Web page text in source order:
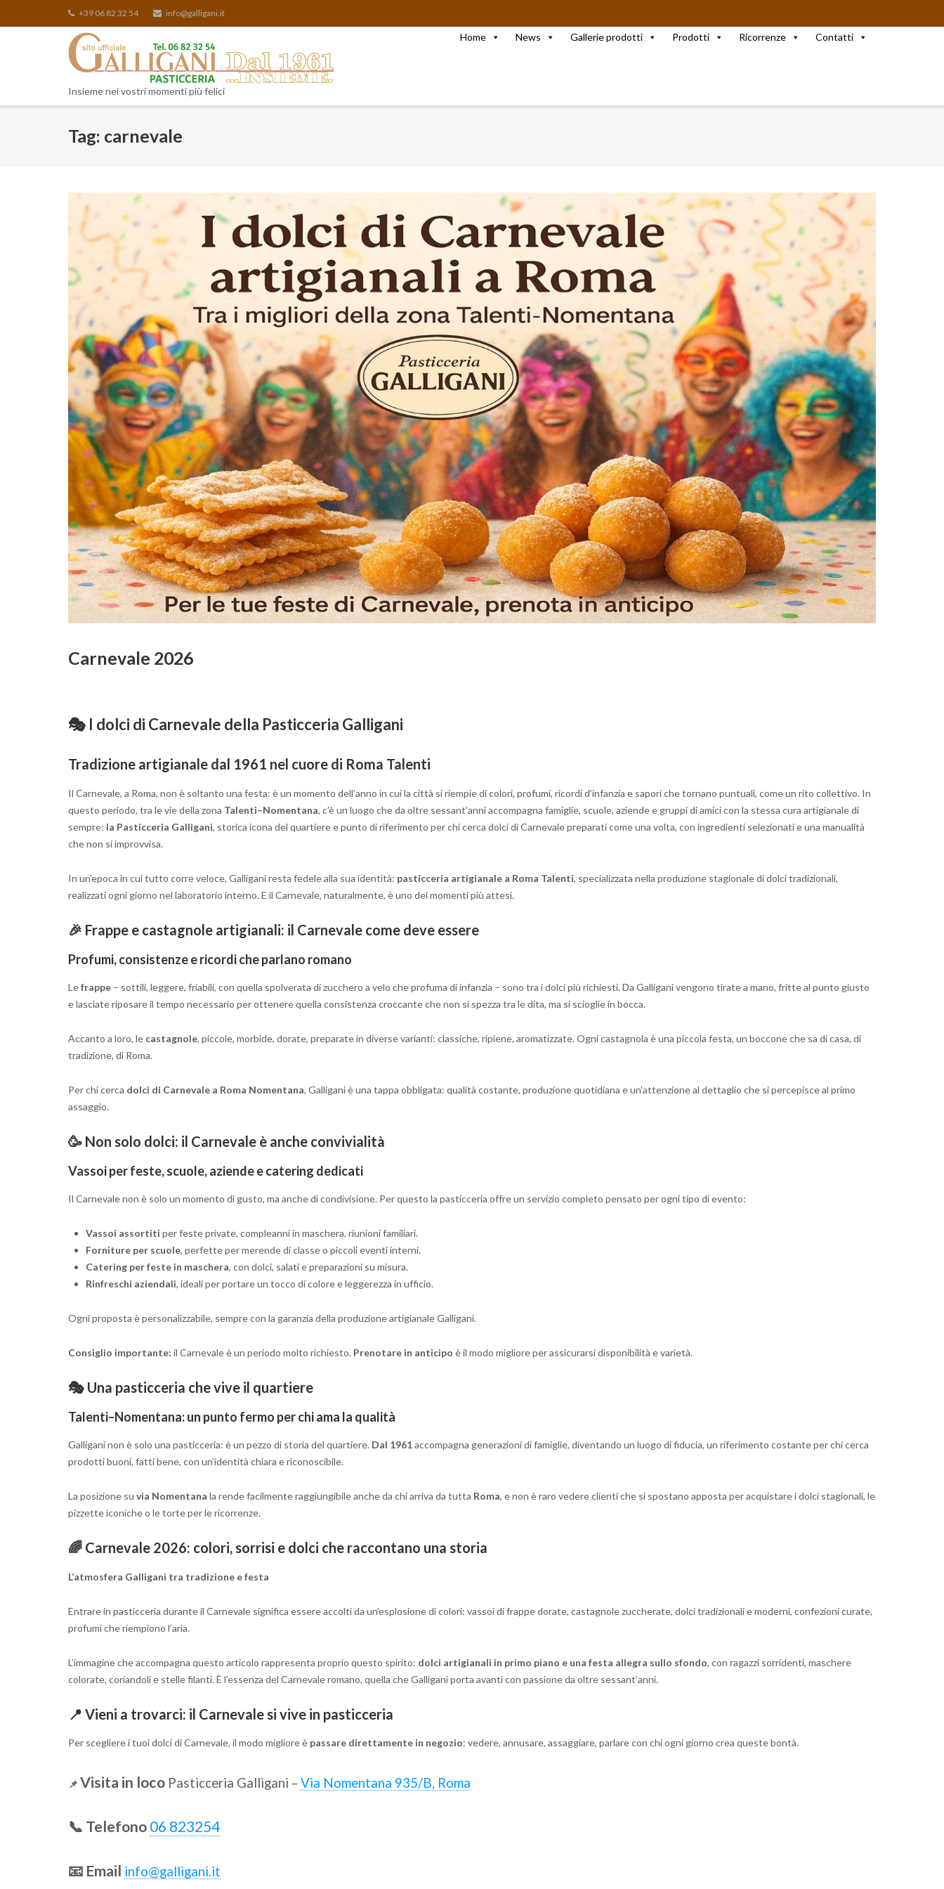
to
+39 06 82 32 54 info@galligani.it
Insieme nei vostri momenti più felici
Home News Gallerie prodotti Prodotti Ricorrenze Contatti
Tag: carnevale
Carnevale 2026
🎭 I dolci di Carnevale della Pasticceria Galligani
Tradizione artigianale dal 1961 nel cuore di Roma Talenti
Il Carnevale, a Roma, non è soltanto una festa: è un momento dell’anno in cui la città si riempie di colori, profumi, ricordi d’infanzia e sapori che tornano puntuali, come un rito collettivo. In
questo periodo, tra le vie della zona Talenti–Nomentana, c’è un luogo che da oltre sessant’anni accompagna famiglie, scuole, aziende e gruppi di amici con la stessa cura artigianale di
sempre: la Pasticceria Galligani, storica icona del quartiere e punto di riferimento per chi cerca dolci di Carnevale preparati come una volta, con ingredienti selezionati e una manualità
che non si improvvisa.
In un’epoca in cui tutto corre veloce, Galligani resta fedele alla sua identità: pasticceria artigianale a Roma Talenti, specializzata nella produzione stagionale di dolci tradizionali,
realizzati ogni giorno nel laboratorio interno. E il Carnevale, naturalmente, è uno dei momenti più attesi.
🎉 Frappe e castagnole artigianali: il Carnevale come deve essere
Profumi, consistenze e ricordi che parlano romano
Lefrappe– sottili, leggere, friabili, con quella spolverata di zucchero a velo che profuma di infanzia – sono tra i dolci più richiesti. Da Galligani vengono tirate a mano, fritte al punto giusto
e lasciate riposare il tempo necessario per ottenere quella consistenza croccante che non si spezza tra le dita, ma si scioglie in bocca.
Accanto a loro, le castagnole, piccole, morbide, dorate, preparate in diverse varianti: classiche, ripiene, aromatizzate. Ogni castagnola è una piccola festa, un boccone che sa di casa, di
tradizione, di Roma.
Per chi cerca dolci di Carnevale a Roma Nomentana, Galligani è una tappa obbligata: qualità costante, produzione quotidiana e un’attenzione al dettaglio che si percepisce al primo
assaggio.
🥳 Non solo dolci: il Carnevale è anche convivialità
Vassoi per feste, scuole, aziende e catering dedicati
Il Carnevale non è solo un momento di gusto, ma anche di condivisione. Per questo la pasticceria offre un servizio completo pensato per ogni tipo di evento:
Vassoi assortiti per feste private, compleanni in maschera, riunioni familiari.
Forniture per scuole, perfette per merende di classe o piccoli eventi interni.
Catering per feste in maschera, con dolci, salati e preparazioni su misura.
Rinfreschi aziendali, ideali per portare un tocco di colore e leggerezza in ufficio.
Ogni proposta è personalizzabile, sempre con la garanzia della produzione artigianale Galligani.
Consiglio importante: il Carnevale è un periodo molto richiesto. Prenotare in anticipo è il modo migliore per assicurarsi disponibilità e varietà.
🎭 Una pasticceria che vive il quartiere
Talenti–Nomentana: un punto fermo per chi ama la qualità
Galligani non è solo una pasticceria: è un pezzo di storia del quartiere. Dal 1961accompagna generazioni di famiglie, diventando un luogo di fiducia, un riferimento costante per chi cerca
prodotti buoni, fatti bene, con un’identità chiara e riconoscibile.
La posizione su via Nomentana la rende facilmente raggiungibile anche da chi arriva da tutta Roma, e non è raro vedere clienti che si spostano apposta per acquistare i dolci stagionali, le
pizzette iconiche o le torte per le ricorrenze.
🌈 Carnevale 2026: colori, sorrisi e dolci che raccontano una storia
L’atmosfera Galligani tra tradizione e festa
Entrare in pasticceria durante il Carnevale significa essere accolti da un’esplosione di colori: vassoi di frappe dorate, castagnole zuccherate, dolci tradizionali e moderni, confezioni curate,
profumi che riempiono l’aria.
L’immagine che accompagna questo articolo rappresenta proprio questo spirito: dolci artigianali in primo piano e una festa allegra sullo sfondo, con ragazzi sorridenti, maschere
colorate, coriandoli e stelle filanti. È l’essenza del Carnevale romano, quella che Galligani porta avanti con passione da oltre sessant’anni.
📍 Vieni a trovarci: il Carnevale si vive in pasticceria
Per scegliere i tuoi dolci di Carnevale, il modo migliore è passare direttamente in negozio: vedere, annusare, assaggiare, parlare con chi ogni giorno crea queste bontà.
📌 Visita in locoPasticceria Galligani – Via Nomentana 935/B, Roma
📞 Telefono06 823254
📧 Email info@galligani.it